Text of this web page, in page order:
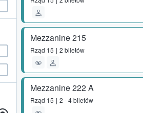
Mezzanine 215
Rząd 15 2 biletów
Mezzanine 222 A
Rząd 15 2 - 4 biletów